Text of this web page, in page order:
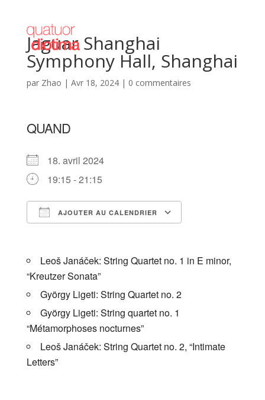
Jaguar Shanghai
Symphony Hall, Shanghai
par Zhao | Avr 18, 2024| 0 commentaires
QUAND
18. avril 2024
19:15 - 21:15
AJOUTER AU CALENDRIER
Leoš Janáček: String Quartet no. 1 in E minor,
“Kreutzer Sonata”
György Ligeti: String Quartet no. 2
György Ligeti: String quartet no. 1
“Métamorphoses nocturnes”
Leoš Janáček: String Quartet no. 2, “Intimate
Letters”